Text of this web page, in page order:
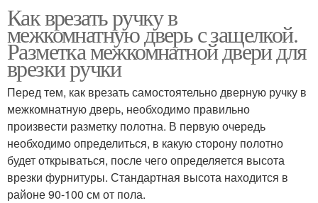
Как врезать ручку в
межкомнатную дверь с защелкой.
Разметка межкомнатной двери для
врезки ручки
Перед тем, как врезать самостоятельно дверную ручку в
межкомнатную дверь, необходимо правильно
произвести разметку полотна. В первую очередь
необходимо определиться, в какую сторону полотно
будет открываться, после чего определяется высота
врезки фурнитуры. Стандартная высота находится в
районе 90-100 см от пола.